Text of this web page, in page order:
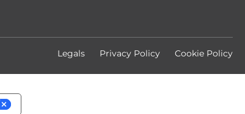
Legals Privacy Policy Cookie Policy